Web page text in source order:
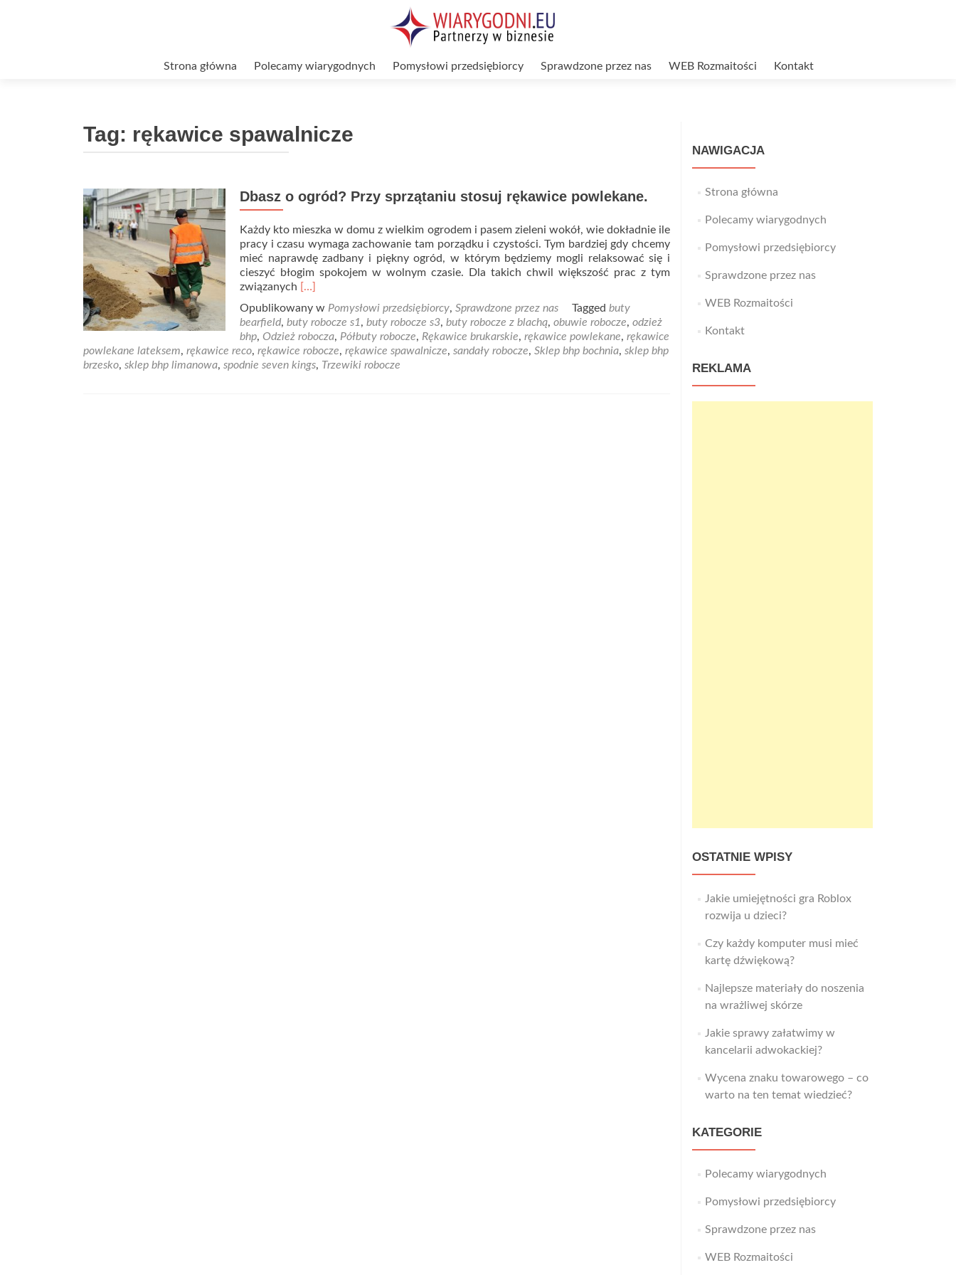
Strona główna Polecamy wiarygodnych Pomysłowi przedsiębiorcy Sprawdzone przez nas WEB Rozmaitości Kontakt
Tag: rękawice spawalnicze
Dbasz o ogród? Przy sprzątaniu stosuj rękawice powlekane.
Każdy kto mieszka w domu z wielkim ogrodem i pasem zieleni wokół, wie dokładnie ile
pracy i czasu wymaga zachowanie tam porządku i czystości. Tym bardziej gdy chcemy
mieć naprawdę zadbany i piękny ogród, w którym będziemy mogli relaksować się i
cieszyć błogim spokojem w wolnym czasie. Dla takich chwil większość prac z tym
związanych Read
about
Dbasz
o
ogród?
Przy
[…]
Opublikowany w Pomysłowi przedsiębiorcy, Sprawdzone przez nas Tagged buty
bearfield, buty robocze s1, buty robocze s3, buty robocze z blachą, obuwie robocze, odzież
bhp, Odzież robocza, Półbuty robocze, Rękawice brukarskie, rękawice powlekane, rękawice
powlekane lateksem, rękawice reco, rękawice robocze, rękawice spawalnicze, sandały robocze, Sklep bhp bochnia, sklep bhp
brzesko, sklep bhp limanowa, spodnie seven kings, Trzewiki robocze
NAWIGACJA
Strona główna
Polecamy wiarygodnych
Pomysłowi przedsiębiorcy
Sprawdzone przez nas
WEB Rozmaitości
Kontakt
REKLAMA
OSTATNIE WPISY
Jakie umiejętności gra Roblox
rozwija u dzieci?
Czy każdy komputer musi mieć
kartę dźwiękową?
Najlepsze materiały do noszenia
na wrażliwej skórze
Jakie sprawy załatwimy w
kancelarii adwokackiej?
Wycena znaku towarowego – co
warto na ten temat wiedzieć?
KATEGORIE
Polecamy wiarygodnych
Pomysłowi przedsiębiorcy
Sprawdzone przez nas
WEB Rozmaitości